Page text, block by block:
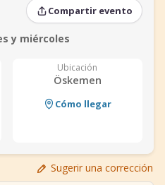
Compartir evento
y miércoles
Ubicación
Öskemen
Cómo llegar
Sugerir una corrección